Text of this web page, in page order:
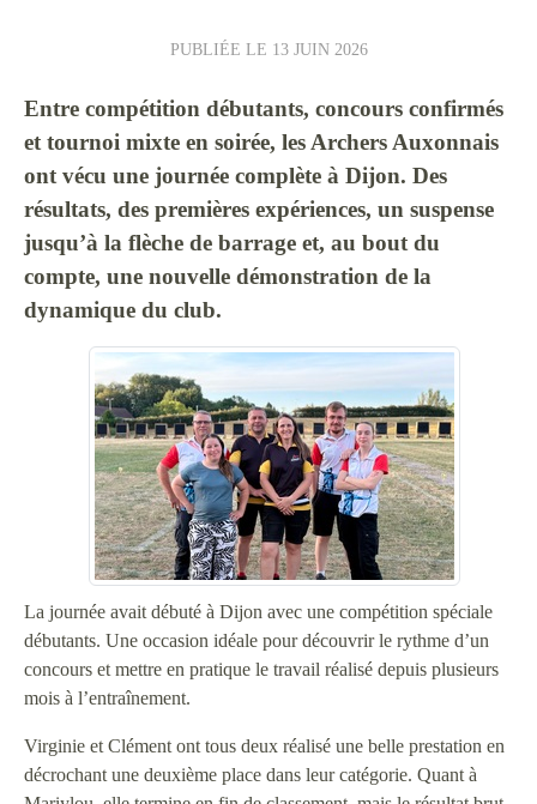
PUBLIÉE LE 13 JUIN 2026
Entre compétition débutants, concours confirmés
et tournoi mixte en soirée, les Archers Auxonnais
ont vécu une journée complète à Dijon. Des
résultats, des premières expériences, un suspense
jusqu’à la flèche de barrage et, au bout du
compte, une nouvelle démonstration de la
dynamique du club.
La journée avait débuté à Dijon avec une compétition spéciale
débutants. Une occasion idéale pour découvrir le rythme d’un
concours et mettre en pratique le travail réalisé depuis plusieurs
mois à l’entraînement.
Virginie et Clément ont tous deux réalisé une belle prestation en
décrochant une deuxième place dans leur catégorie. Quant à